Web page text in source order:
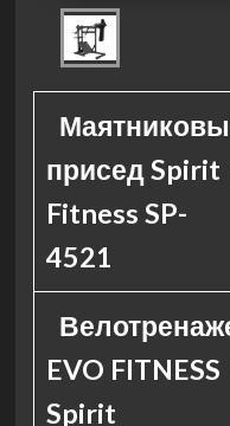
присед Spirit
Fitness SP-
4521
EVO FITNESS
Spirit